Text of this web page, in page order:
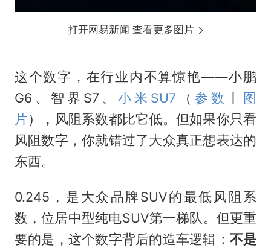
打开网易新闻 查看更多图片
这个数字，在行业内不算惊艳——小鹏
G6、智界S7、小米SU7 （ 参数
图
片），风阻系数都比它低。但如果你只看
风阻数字，你就错过了大众真正想表达的
东西。
0.245，是大众品牌SUV的最低风阻系
数，位居中型纯电SUV第一梯队。但更重
要的是，这个数字背后的造车逻辑： 不是